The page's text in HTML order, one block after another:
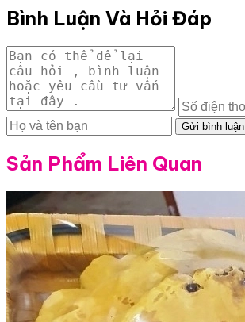
Bình Luận Và Hỏi Đáp
Gửi bình luận
Sản Phẩm Liên Quan